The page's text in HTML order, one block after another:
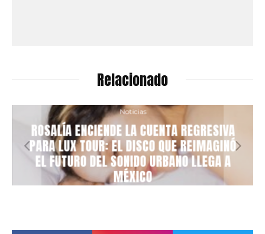
Relacionado
Noticias
ROSALÍA ENCIENDE LA CUENTA REGRESIVA
PARA LUX TOUR: EL DISCO QUE REIMAGINÓ
EL FUTURO DEL SONIDO URBANO LLEGA A
MÉXICO